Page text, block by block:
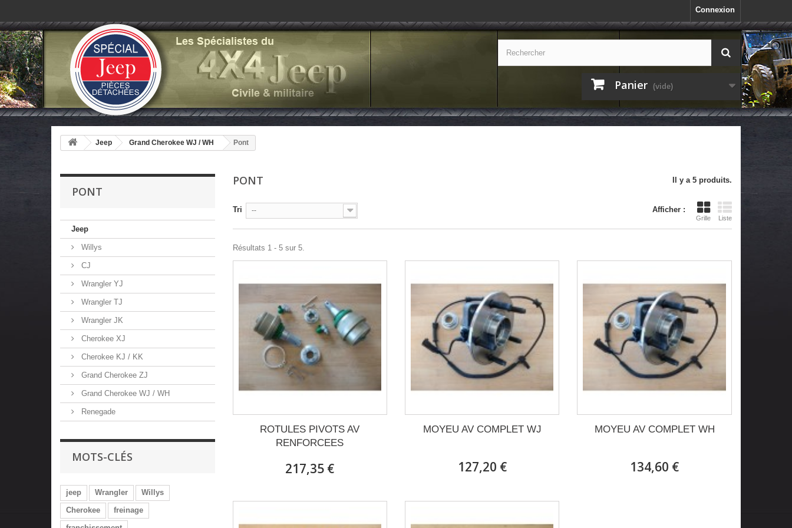
Connexion
Panier (vide)
Jeep Grand Cherokee WJ / WH Pont
PONT
Jeep
Willys
CJ
Wrangler YJ
Wrangler TJ
Wrangler JK
Cherokee XJ
Cherokee KJ / KK
Grand Cherokee ZJ
Grand Cherokee WJ / WH
Renegade
MOTS-CLÉS
jeep Wrangler
Willys
Cherokee
freinage
PONT Il y a 5 produits.
Afficher :
Grille Liste
Tri --
Résultats 1 - 5 sur 5.
ROTULES PIVOTS AV
RENFORCEES
217,35 €
MOYEU AV COMPLET WJ
127,20 €
MOYEU AV COMPLET WH
134,60 €